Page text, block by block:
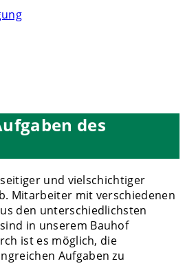
des
und vielschichtiger
Mitarbeiter mit verschiedenen
den unterschiedlichsten
in unserem Bauhof
ist es möglich, die
Aufgaben zu